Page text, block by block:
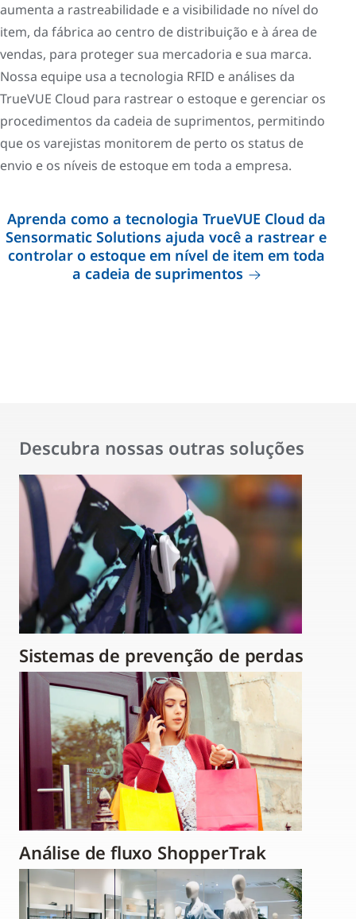
aumenta a rastreabilidade e a visibilidade no nível do
item, da fábrica ao centro de distribuição e à área de
vendas, para proteger sua mercadoria e sua marca.
Nossa equipe usa a tecnologia RFID e análises da
TrueVUE Cloud para rastrear o estoque e gerenciar os
procedimentos da cadeia de suprimentos, permitindo
que os varejistas monitorem de perto os status de
envio e os níveis de estoque em toda a empresa.
Aprenda como a tecnologia TrueVUE Cloud da
Sensormatic Solutions ajuda você a rastrear e
controlar o estoque em nível de item em toda
a cadeia de suprimentos
Descubra nossas outras soluções
Sistemas de prevenção de perdas
Análise de fluxo ShopperTrak